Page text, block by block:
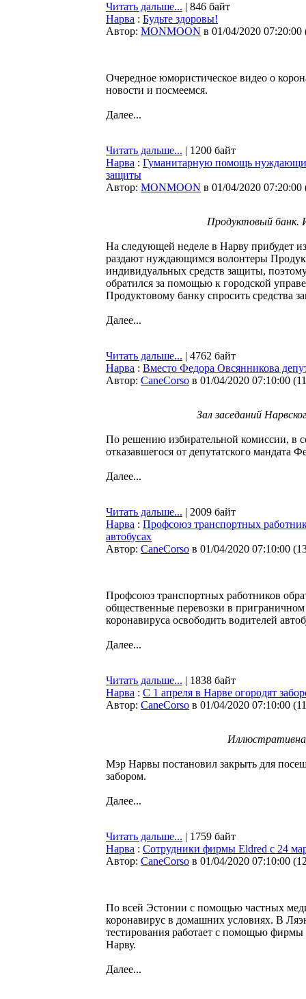
Читать дальше... | 846 байт
Нарва : Будьте здоровы!
Автор: MONMOON в 01/04/2020 07:20:00
Очередное юмористическое видео о
новости и посмеемся.
Далее...
Читать дальше... | 1200 байт
Нарва : Гуманитарную помощь
защиты
Автор: MONMOON в 01/04/2020 07:20:00
Продуктовый банк.
На следующей неделе в Нарву прибудет
раздают нуждающимся волонтеры
индивидуальных средств защиты,
обратился за помощью к городской
Продуктовому банку спросить средства
Далее...
Читать дальше... | 4762 байт
Нарва : Вместо Федора Овсянникова
Автор: CaneCorso в 01/04/2020 07:10:00 (
Зал заседаний
По решению избирательной комиссии, в
отказавшегося от депутатского
Далее...
Читать дальше... | 2009 байт
Нарва : Профсоюз транспортных
автобусах
Автор: CaneCorso в 01/04/2020 07:10:00 (
Профсоюз транспортных работников
общественные перевозки в
коронавируса освободить водителей
Далее...
Читать дальше... | 1838 байт
Нарва : С 1 апреля в Нарве огородят
Автор: CaneCorso в 01/04/2020 07:10:00 (
Мэр Нарвы постановил закрыть для
забором.
Далее...
Читать дальше... | 1759 байт
Нарва : Сотрудники фирмы Eldred с 24
Автор: CaneCorso в 01/04/2020 07:10:00 (
По всей Эстонии с помощью частных
коронавирус в домашних условиях. В
тестирования работает с помощью фирмы
Нарву.
Далее...